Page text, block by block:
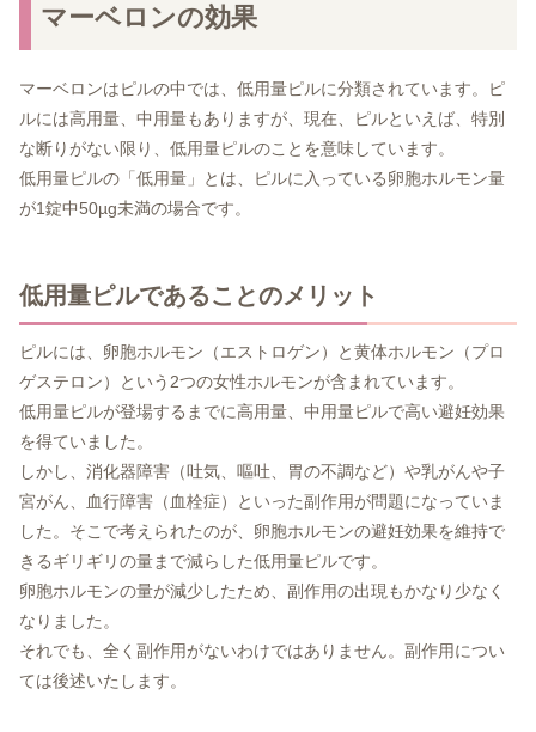
マーベロンの効果
マーベロンはピルの中では、低用量ピルに分類されています。ピ
ルには高用量、中用量もありますが、現在、ピルといえば、特別
な断りがない限り、低用量ピルのことを意味しています。
低用量ピルの「低用量」とは、ピルに入っている卵胞ホルモン量
が1錠中50µg未満の場合です。
低用量ピルであることのメリット
ピルには、卵胞ホルモン（エストロゲン）と黄体ホルモン（プロ
ゲステロン）という2つの女性ホルモンが含まれています。
低用量ピルが登場するまでに高用量、中用量ピルで高い避妊効果
を得ていました。
しかし、消化器障害（吐気、嘔吐、胃の不調など）や乳がんや子
宮がん、血行障害（血栓症）といった副作用が問題になっていま
した。そこで考えられたのが、卵胞ホルモンの避妊効果を維持で
きるギリギリの量まで減らした低用量ピルです。
卵胞ホルモンの量が減少したため、副作用の出現もかなり少なく
なりました。
それでも、全く副作用がないわけではありません。副作用につい
ては後述いたします。